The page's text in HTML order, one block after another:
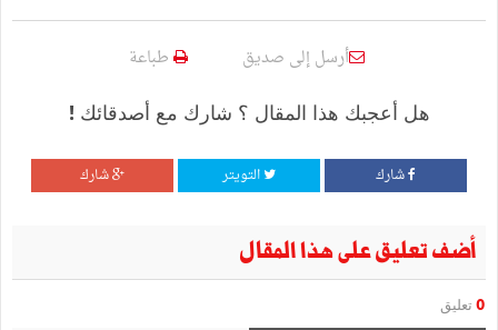
أرسل إلى صديق طباعة
هل أعجبك هذا المقال ؟ شارك مع أصدقائك !
شارك التويتر شارك
أضف تعليق على هذا المقال
0 تعليق